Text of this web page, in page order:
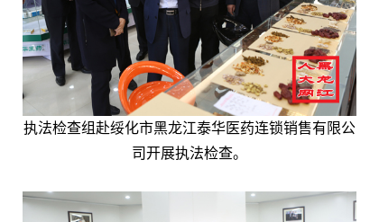
执法检查组赴绥化市黑龙江泰华医药连锁销售有限公
司开展执法检查。